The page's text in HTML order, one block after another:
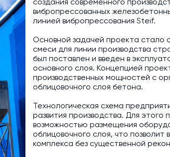
и комплектующие
производства ЖБИ
загрузчики
комплекс
создания современного
вибропрессованных
линией вибропрессования Steif.
Основной задачей проекта стало
смеси для линии производства
был поставлен и введен в
основного слоя. Концепцией
производственных мощностей с
облицовочного слоя бетона.
Технологическая схема
развития производства. Для
возможностью размещения
облицовочного слоя, что
комплекса без существенной